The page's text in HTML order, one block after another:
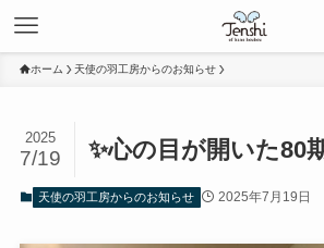
ホーム 天使の羽工房からのお知らせ
✨心の目が開いた80
2025
7/19
天使の羽工房からのお知らせ 2025年7月19日